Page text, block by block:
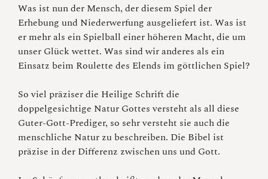
Was ist nun der Mensch, der diesem Spiel der
Erhebung und Niederwerfung ausgeliefert ist. Was ist
er mehr als ein Spielball einer höheren Macht, die um
unser Glück wettet. Was sind wir anderes als ein
Einsatz beim Roulette des Elends im göttlichen Spiel?
So viel präziser die Heilige Schrift die
doppelgesichtige Natur Gottes versteht als all diese
Guter-Gott-Prediger, so sehr versteht sie auch die
menschliche Natur zu beschreiben. Die Bibel ist
präzise in der Differenz zwischen uns und Gott.